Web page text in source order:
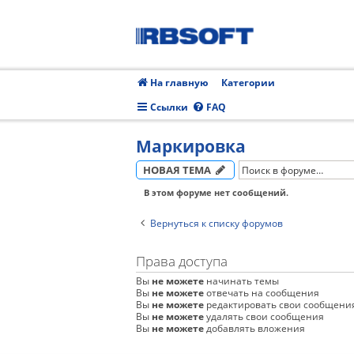
На главную
Категории
Ссылки
FAQ
Маркировка
НОВАЯ ТЕМА
В этом форуме нет сообщений.
Вернуться к списку форумов
Права доступа
Вы не можете начинать темы
Вы не можетеотвечать на сообщения
Вы не можете редактировать свои
Вы не можетеудалять свои сообщения
Вы не можетедобавлять вложения